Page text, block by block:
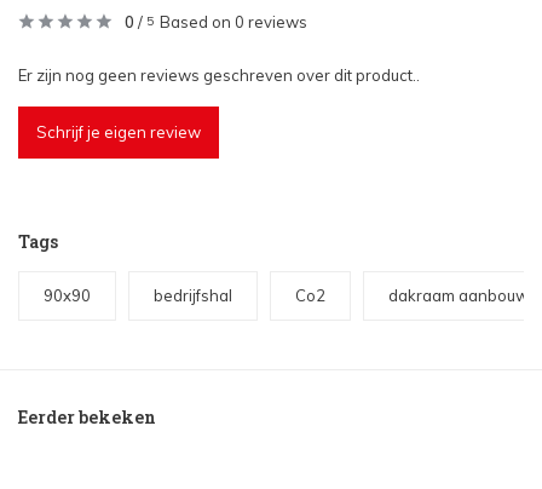
0 / 5 Based on 0 reviews
Er zijn nog geen reviews geschreven over dit product..
Schrijf je eigen review
Tags
90x90 bedrijfshal Co2 dakraam aanbouw
Eerder bekeken